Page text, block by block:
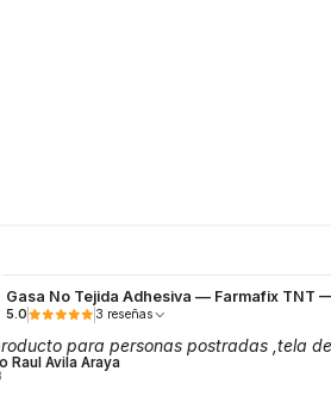
Gasa No Tejida Adhesiva — Farmafix TNT
5.0 3 reseñas
para personas postradas ,tela
Raul Avila Araya